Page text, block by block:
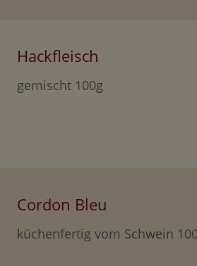
Hackfleisch
gemischt 100g
Cordon Bleu
küchenfertig vom Schwein